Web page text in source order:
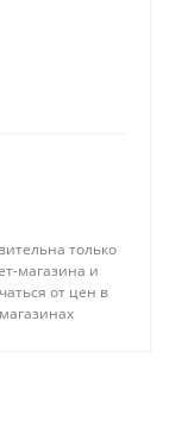
только
магазина и
от цен в